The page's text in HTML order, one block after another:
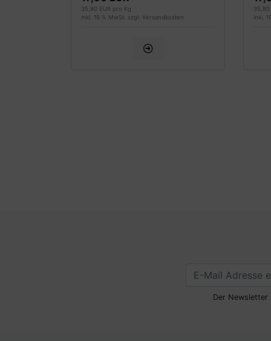
35,80 EUR pro Kg
inkl. 19 % MwSt. zzgl. Versandkosten
35,80
inkl.
Der Newsletter